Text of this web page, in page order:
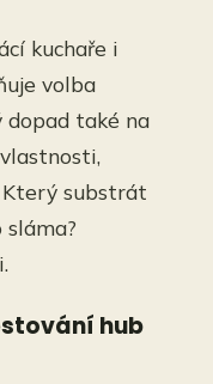
kuchaře i
volba
dopad také na
Který substrát
hub